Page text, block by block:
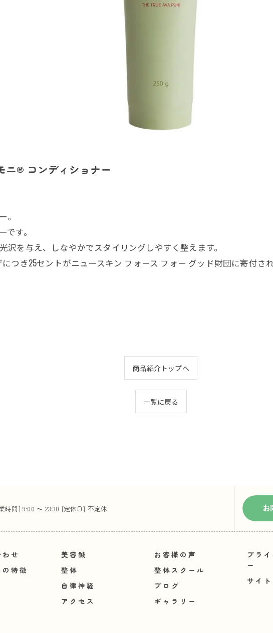
ニ® コンディショナー
。
す。
沢を与え、しなやかでスタイリングしやすく整えます。
つき25セントがニュースキン フォース フォー グッド財団に寄付さ
商品紹介トップへ
一覧に戻る
時間] 9:00 ～ 23:30 [定休日] 不定休 お
せ
特徴
美容鍼
整体
自律神経
アクセス
お客様の声
整体スクール
ブログ
ギャラリー
プラ
ー
サイ